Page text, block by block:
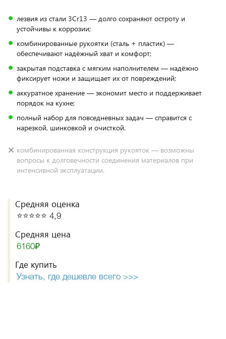
лезвия из стали 3Cr13 — долго сохраняют остроту и
устойчивы к коррозии;
комбинированные рукоятки (сталь + пластик) —
обеспечивают надёжный хват и комфорт;
закрытая подставка с мягким наполнителем — надёжно
фиксирует ножи и защищает их от повреждений;
аккуратное хранение — экономит место и поддерживает
порядок на кухне;
полный набор для повседневных задач — справится с
нарезкой, шинковкой и очисткой.
комбинированная конструкция рукояток — возможны
вопросы к долговечности соединения материалов при
интенсивной эксплуатации.
Средняя оценка
⭐️⭐️⭐️⭐️⭐️ 4,9
Средняя цена
6160₽
Где купить
Узнать, где дешевле всего >>>